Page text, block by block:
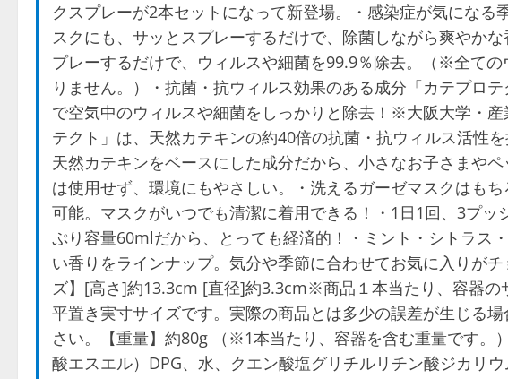
クスプレーが2本セットになって新登場。・感染症が気になる
スクにも、サッとスプレーするだけで、除菌しながら爽やか
プレーするだけで、ウィルスや細菌を99.9％除去。（※全て
りません。）・抗菌・抗ウィルス効果のある成分「カテプロ
で空気中のウィルスや細菌をしっかりと除去！※大阪大学・
テクト」は、天然カテキンの約40倍の抗菌・抗ウィルス活性
天然カテキンをベースにした成分だから、小さなお子さまや
は使用せず、環境にもやさしい。・洗えるガーゼマスクはも
可能。マスクがいつでも清潔に着用できる！・1日1回、3プッ
ぷり容量60mlだから、とっても経済的！・ミント・シトラス
い香りをラインナップ。気分や季節に合わせてお気に入りが
ズ】[高さ]約13.3cm [直径]約3.3cm※商品１本当たり、容器
平置き実寸サイズです。実際の商品とは多少の誤差が生じる
さい。【重量】約80g （※1本当たり、容器を含む重量です。
酸エスエル）DPG、水、クエン酸塩グリチルリチン酸ジカリ